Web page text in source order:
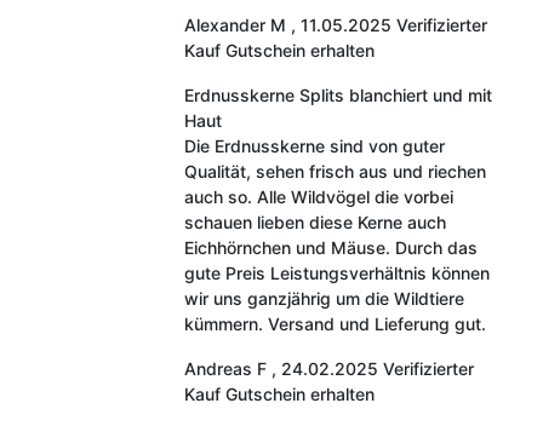
Alexander M , 11.05.2025 Verifizierter
Kauf Gutschein erhalten
Erdnusskerne Splits blanchiert und mit
Haut
Die Erdnusskerne sind von guter
Qualität, sehen frisch aus und riechen
auch so. Alle Wildvögel die vorbei
schauen lieben diese Kerne auch
Eichhörnchen und Mäuse. Durch das
gute Preis Leistungsverhältnis können
wir uns ganzjährig um die Wildtiere
kümmern. Versand und Lieferung gut.
Andreas F , 24.02.2025 Verifizierter
Kauf Gutschein erhalten